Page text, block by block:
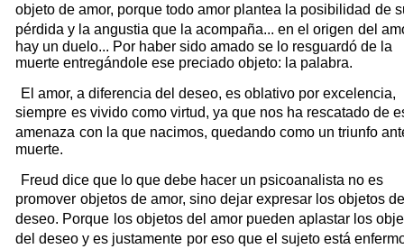
objeto de amor, porque todo amor plantea la posibilidad de
pérdida y la angustia que la acompaña... en el origen del
hay un duelo... Por haber sido amado se lo resguardó de la
muerte entregándole ese preciado objeto: la palabra.
El amor, a diferencia del deseo, es oblativo por excelencia,
siempre es vivido como virtud, ya que nos ha rescatado de
amenaza con la que nacimos, quedando como un triunfo
muerte.
Freud dice que lo que debe hacer un psicoanalista no es
promover objetos de amor, sino dejar expresar los objetos de
deseo. Porque los objetos del amor pueden aplastar los
del deseo y es justamente por eso que el sujeto está